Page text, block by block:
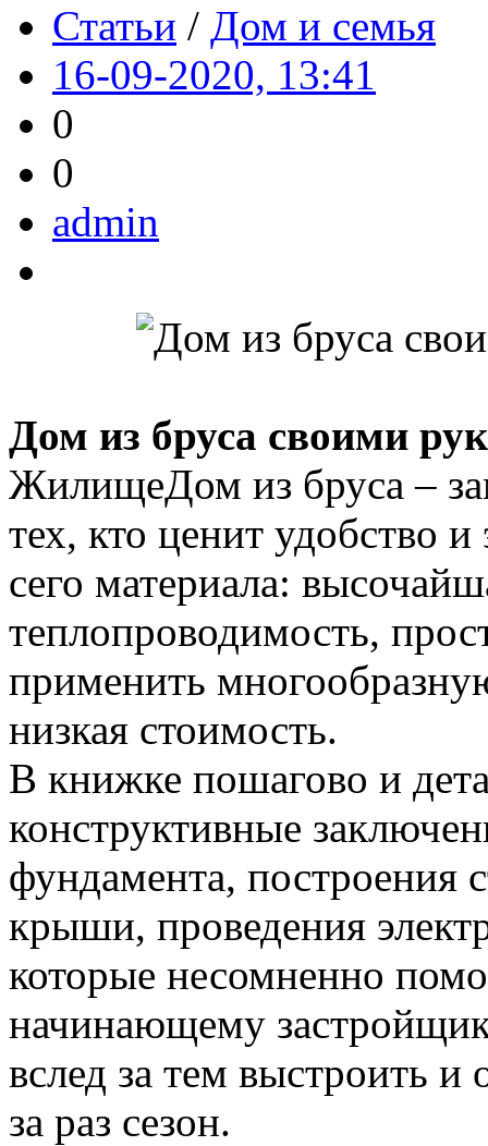
Статьи / Дом и семья
16-09-2020, 13:41
0
0
admin
Дом из бруса своими
ЖилищеДом из бруса –
тех, кто ценит удобство
сего материала:
теплопроводимость,
применить
низкая стоимость.
В книжке пошагово и
конструктивные
фундамента, построения
крыши, проведения
которые несомненно
начинающему
вслед за тем выстроить
за раз сезон.